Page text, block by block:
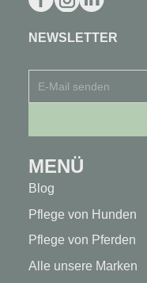
NEWSLETTER
MENÜ
Blog
Pflege von Hunden
Pflege von Pferden
Alle unsere Marken